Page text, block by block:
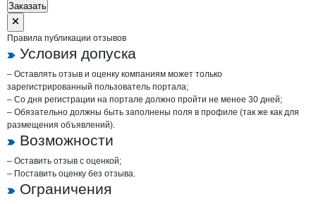
Заказать
Правила публикации отзывов
Условия допуска
– Оставлять отзыв и оценку компаниям может только
зарегистрированный пользователь портала;
– Со дня регистрации на портале должно пройти не менее 30 дней;
– Обязательно должны быть заполнены поля в профиле (так же как для
размещения объявлений).
Возможности
– Оставить отзыв с оценкой;
– Поставить оценку без отзыва.
Ограничения